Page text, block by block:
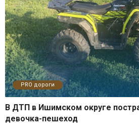
PRO дороги
В ДТП в Ишимском округе
девочка-пешеход